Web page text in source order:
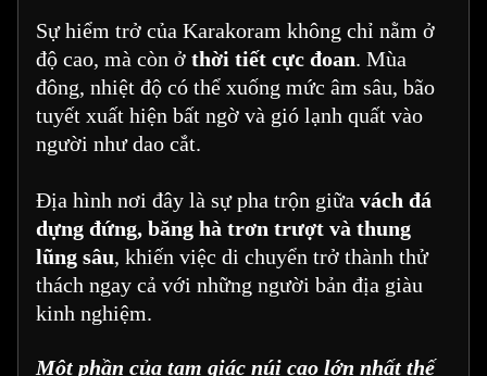
Sự hiểm trở của Karakoram không chỉ nằm ở
độ cao, mà còn ở thời tiết cực đoan. Mùa
đông, nhiệt độ có thể xuống mức âm sâu, bão
tuyết xuất hiện bất ngờ và gió lạnh quất vào
người như dao cắt.
Địa hình nơi đây là sự pha trộn giữa vách đá
dựng đứng, băng hà trơn trượt và thung
lũng sâu, khiến việc di chuyển trở thành thử
thách ngay cả với những người bản địa giàu
kinh nghiệm.
Một phần của tam giác núi cao lớn nhất thế